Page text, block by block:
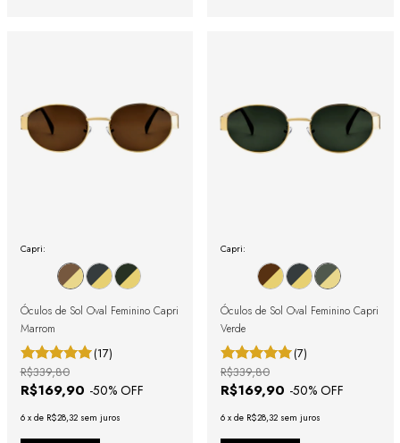
Capri:
Óculos de Sol Oval Feminino Capri
Marrom
(17)
R$169,90 -50% OFF
R$339,80
6 x de R$28,32 sem juros
Capri:
Óculos de Sol Oval Feminino Capri
Verde
(7)
R$169,90 -50% OFF
R$339,80
6 x de R$28,32 sem juros